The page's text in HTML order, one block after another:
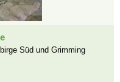
Süd und Grimming